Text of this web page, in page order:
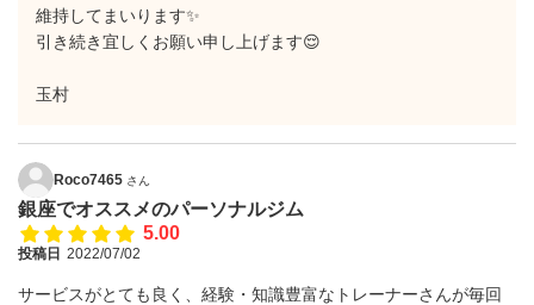
維持してまいります✨
引き続き宜しくお願い申し上げます😌
玉村
Roco7465 さん
銀座でオススメのパーソナルジム
5.00
投稿日 2022/07/02
サービスがとても良く、経験・知識豊富なトレーナーさんが毎回